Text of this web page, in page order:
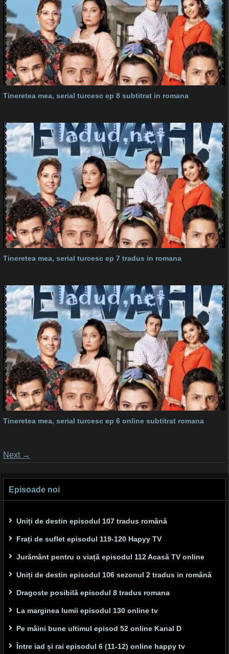
Tineretea mea, serial turcesc ep 8 subtitrat in romana
Tineretea mea, serial turcesc ep 7 tradus in romana
Tineretea mea, serial turcesc ep 6 online subtitrat romana
Posts
Next →
Episoade noi
Uniți de destin episodul 107 tradus română
Frați de suflet episodul 119-120 Hapyy TV
Jurământ pentru o viață episodul 112 Acasă TV online
Uniți de destin episodul 106 sezonul 2 tradus in română
Dragoste posibilă episodul 8 tradus romana
La marginea lumii episodul 130 online tv
Pe mâini bune ultimul episod 52 online Kanal D
Între iad și rai episodul 6 (11-12) online happy tv